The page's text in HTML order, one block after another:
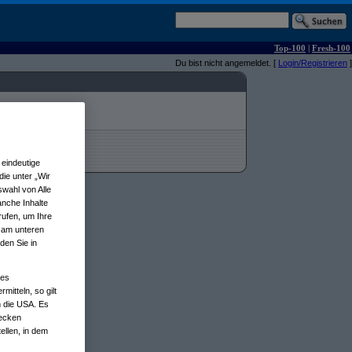
Top-100 | Fresh-100
Du bist nicht angemeldet. [ Login/Registrieren ]
unter „Wir
von Alle
Inhalte
um Ihre
unteren
Sie in
so gilt
die USA. Es
in dem